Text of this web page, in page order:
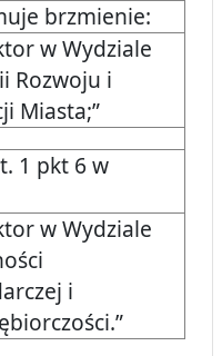
brzmienie:
w Wydziale
Rozwoju i
Miasta;”
1 pkt 6 w
w Wydziale
i